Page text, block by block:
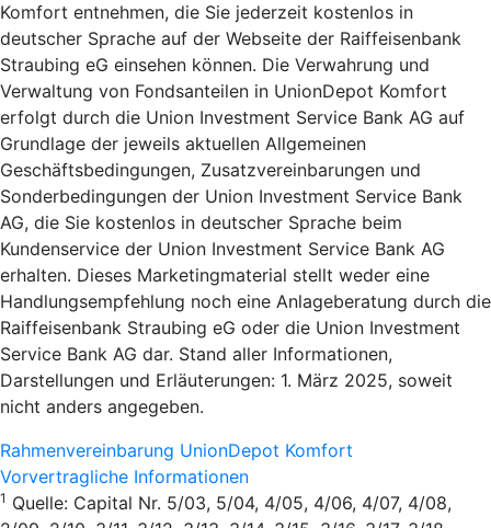
Komfort entnehmen, die Sie jederzeit kostenlos in
deutscher Sprache auf der Webseite der Raiffeisenbank
Straubing eG einsehen können. Die Verwahrung und
Verwaltung von Fondsanteilen in UnionDepot Komfort
erfolgt durch die Union Investment Service Bank AG auf
Grundlage der jeweils aktuellen Allgemeinen
Geschäftsbedingungen, Zusatzvereinbarungen und
Sonderbedingungen der Union Investment Service Bank
AG, die Sie kostenlos in deutscher Sprache beim
Kundenservice der Union Investment Service Bank AG
erhalten. Dieses Marketingmaterial stellt weder eine
Handlungsempfehlung noch eine Anlageberatung durch die
Raiffeisenbank Straubing eG oder die Union Investment
Service Bank AG dar. Stand aller Informationen,
Darstellungen und Erläuterungen: 1. März 2025, soweit
nicht anders angegeben.
Rahmenvereinbarung UnionDepot Komfort
Vorvertragliche Informationen
1 Quelle: Capital Nr. 5/03, 5/04, 4/05, 4/06, 4/07, 4/08,